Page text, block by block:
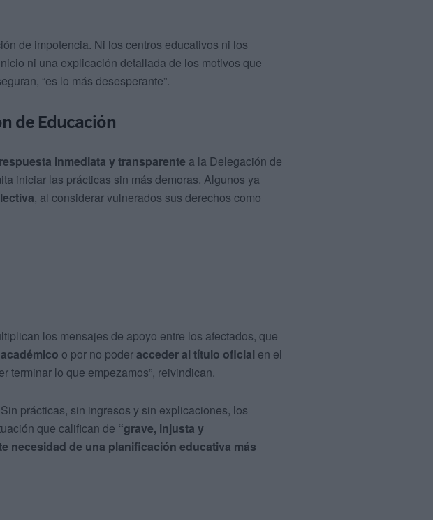
de impotencia. Ni los centros educativos ni los
ni una explicación detallada de los motivos que
“es lo más desesperante”.
de Educación
inmediata y transparente a la Delegación de
iniciar las prácticas sin más demoras. Algunos ya
, al considerar vulnerados sus derechos como
los mensajes de apoyo entre los afectados, que
o por no poderacceder al título oficial en el
terminar lo que empezamos”, reivindican.
prácticas, sin ingresos y sin explicaciones, los
que califican de “grave, injusta y
necesidad de una planificación educativa más